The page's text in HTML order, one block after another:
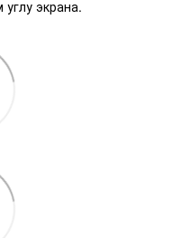
экрана.